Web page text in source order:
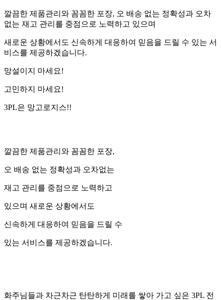
깔끔한 제품관리와 꼼꼼한 포장, 오 배송 없는 정확성과 오차
없는 재고 관리를 중점으로 노력하고 있으며
새로운 상황에서도 신속하게 대응하여 믿음을 드릴 수 있는 서
비스를 제공하겠습니다.
망설이지 마세요!
고민하지 마세요!
3PL은 망고로지스!!
깔끔한 제품관리와 꼼꼼한 포장,
오 배송 없는 정확성과 오차없는
재고 관리를 중점으로 노력하고
있으며 새로운 상황에서도
신속하게 대응하여 믿음을 드릴 수
있는 서비스를 제공하겠습니다.
화주님들과 차근차근 탄탄하게 미래를 쌓아 가고 싶은 3PL 전